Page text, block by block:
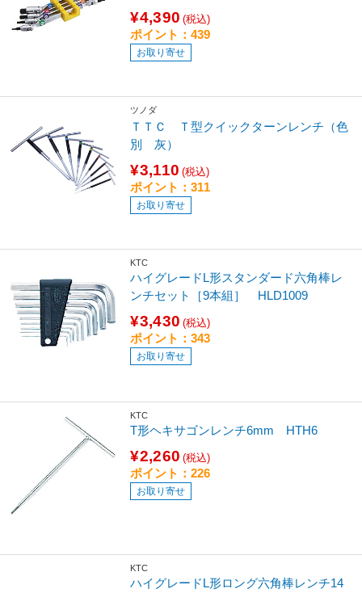
¥4,390 (税込)
ポイント：439
お取り寄せ
ツノダ
ＴＴＣ Ｔ型クイックターンレンチ（色
別 灰）
¥3,110 (税込)
ポイント：311
お取り寄せ
KTC
ハイグレードL形スタンダード六角棒レ
ンチセット［9本組］ HLD1009
¥3,430 (税込)
ポイント：343
お取り寄せ
KTC
T形ヘキサゴンレンチ6mm HTH6
¥2,260 (税込)
ポイント：226
お取り寄せ
KTC
ハイグレードL形ロング六角棒レンチ14